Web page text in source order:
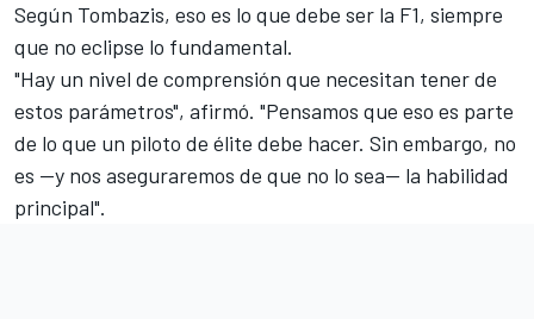
Según Tombazis, eso es lo que debe ser la F1, siempre
que no eclipse lo fundamental.
"Hay un nivel de comprensión que necesitan tener de
estos parámetros", afirmó. "Pensamos que eso es parte
de lo que un piloto de élite debe hacer. Sin embargo, no
es —y nos aseguraremos de que no lo sea— la habilidad
principal".